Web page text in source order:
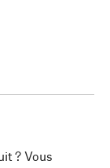
? Vous